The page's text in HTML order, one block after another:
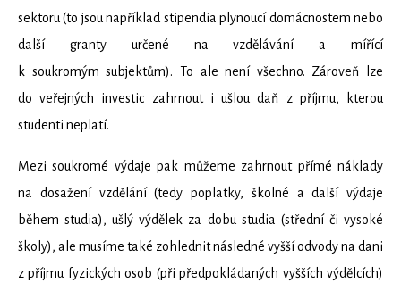
sektoru (to jsou například stipendia plynoucí domácnostem nebo
další granty určené na vzdělávání a mířící
k soukromým subjektům). To ale není všechno. Zároveň lze
do veřejných investic zahrnout i ušlou daň z příjmu, kterou
studenti neplatí.
Mezi soukromé výdaje pak můžeme zahrnout přímé náklady
na dosažení vzdělání (tedy poplatky, školné a další výdaje
během studia), ušlý výdělek za dobu studia (střední či vysoké
školy), ale musíme také zohlednit následné vyšší odvody na dani
z příjmu fyzických osob (při předpokládaných vyšších výdělcích)